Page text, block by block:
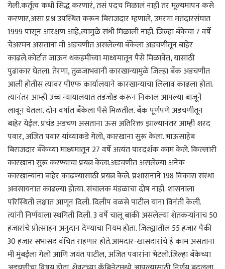
गेली.कर्तृत्व कधी सिद्ध करणारं, तसं पदच मिळालं नाही तर मूल्यमापन कसे
करणार,असा प्रश्न उपस्थित करून बिराजदार म्हणाले, उमरगा मतदारसंघात
1999 पासून आरक्षण आहे,त्यामुळे संधी मिळाली नाही. जिल्हा बँकेचा 7 वर्षे
चेअरमन असताना मी अडचणीत असलेल्या बँकेला अडचणीतून बाहेर
काढले.कोर्टात जाऊन थकहमीच्या माध्यमातून पैसे मिळावेत, यासाठी
पुढाकार घेतला. तेरणा, तुळजाभवानी कारखान्यामुळे जिल्हा बँक अडचणीत
आली होतीस त्यावर पीएफ कार्यालयाने कारखान्याचा लिलाव काढला होता.
त्यानंतर आम्ही उच्च न्यायालयात तडजोड करून निकाल आपल्या बाजूने
लावून घेतला. दोन वर्षात बँकेला पैसे मिळतील. बँक पूर्णपणे अडचणीतून
बाहेर येईल. प्रचंड अडचण असताना ऊस अतिरिक्त झाल्यानंतर आम्ही शरद
पवार, अजित पवार यांच्याकडे गेलो, कारखाना सुरू केला. भाऊसाहेब
बिराजदार बँकेच्या माध्यमातून 27 वर्षे अत्यंत पारदर्शक काम केले. किल्लारी
कारखाना सुरू करण्याचा प्रयत्न केला.अडचणीत असलेल्या अनेक
कारखान्यांना बाहेर काढण्यासाठी प्रयत्न केले. प्रशासनाने 198 विकास संस्था
अवसायनात काढल्या होत्या. संचालक मंडळाचा दोष नाही. शासनाला
परिस्थिती लक्षात आणून दिली. दिलीप वळसे पाटील यांना विनंती केली.
त्यांनी निर्णयाला स्थगिती दिली. 3 वर्षे चालू बाकी असलेल्या शेतकऱ्यांनाच 50
हजारांचे प्रोत्साहन अनुदान देण्याचा नियम होता. जिल्ह्यातील 55 हजार पैकी
30 हजार सभासद वंचित राहणार होते.आमदार-खासदारांचे हे काम असताना
मी मुंबईला गेलो आणि जयंत पाटील, अजित पवारांना भेटलो.जिल्हा बँकेच्या